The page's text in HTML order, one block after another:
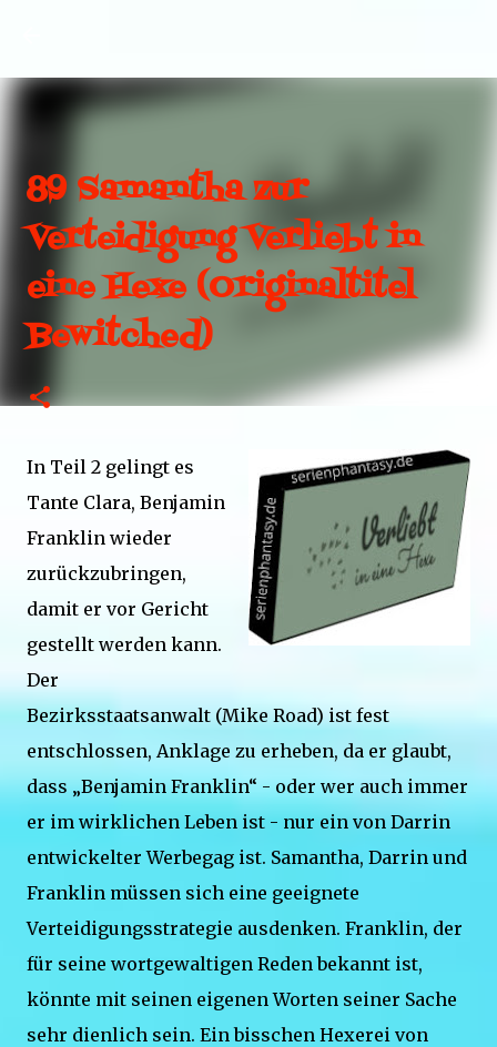
89 Samantha zur
Verteidigung Verliebt in
eine Hexe (Originaltitel
Bewitched)
In Teil 2 gelingt es
Tante Clara, Benjamin
Franklin wieder
zurückzubringen,
damit er vor Gericht
gestellt werden kann.
Der
Bezirksstaatsanwalt (Mike Road) ist fest
entschlossen, Anklage zu erheben, da er glaubt,
dass „Benjamin Franklin“ - oder wer auch immer
er im wirklichen Leben ist - nur ein von Darrin
entwickelter Werbegag ist. Samantha, Darrin und
Franklin müssen sich eine geeignete
Verteidigungsstrategie ausdenken. Franklin, der
für seine wortgewaltigen Reden bekannt ist,
könnte mit seinen eigenen Worten seiner Sache
sehr dienlich sein. Ein bisschen Hexerei von